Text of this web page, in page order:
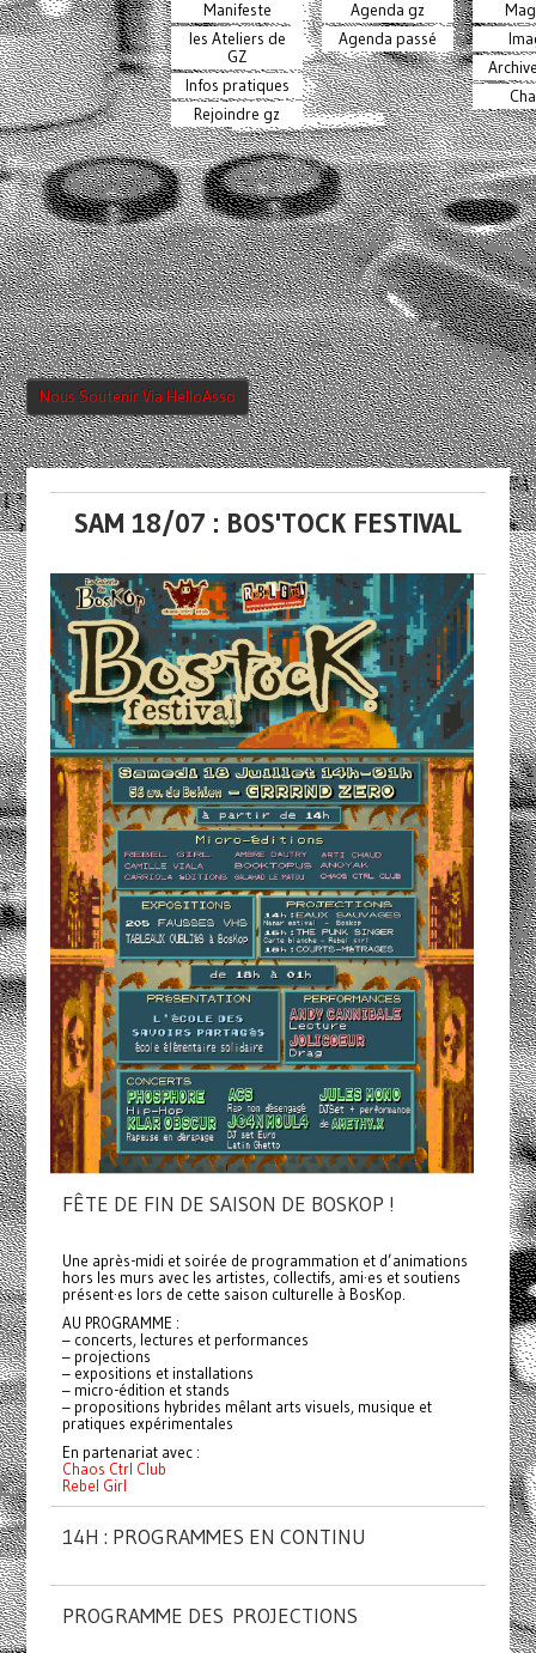
Manifeste
les Ateliers de
GZ
Infos pratiques
Rejoindre gz
Agenda gz
Agenda passé
Nous Soutenir Via HelloAsso
SAM 18/07 : BOS'TOCK FESTIVAL
FÊTE DE FIN DE SAISON DE BOSKOP !
Une après-midi et soirée de programmation et d’animations
hors les murs avec les artistes, collectifs, ami·es et soutiens
présent·es lors de cette saison culturelle à BosKop.
AU PROGRAMME :
– concerts, lectures et performances
– projections
– expositions et installations
– micro-édition et stands
– propositions hybrides mêlant arts visuels, musique et
pratiques expérimentales
En partenariat avec :
Chaos Ctrl Club
Rebel Girl
14H : PROGRAMMES EN CONTINU
PROGRAMME DES PROJECTIONS